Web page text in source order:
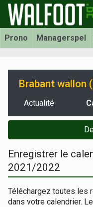
Prono Managerspel
Brabant wallon
Actualité
Enregistrer le
2021/2022
Téléchargez toutes les
dans votre calendrier.